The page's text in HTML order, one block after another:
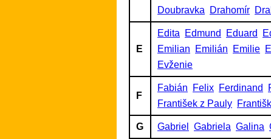
Doubravka
Drahomír
E
Edita Edmund Eduard
Emilian
Emilián Emilie
Evženie
F
Fabián Felix Ferdinand
František z Pauly
G Gabriel Gabriela Galina